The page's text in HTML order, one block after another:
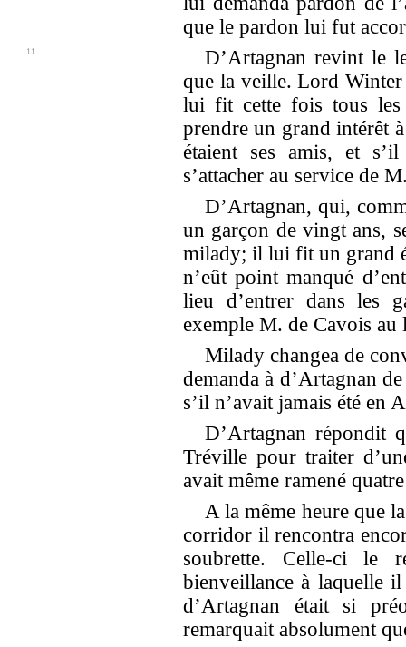
que le pardon lui fut
11
D’Artagnan revint le
que la veille. Lord
lui fit cette fois tous les
prendre un grand intérêt
étaient ses amis, et
s’attacher au service de
D’Artagnan, qui,
un garçon de vingt ans,
milady; il lui fit un grand
n’eût point manqué
lieu d’entrer dans les
exemple M. de Cavois
Milady changea de
demanda à d’Artagnan
s’il n’avait jamais été en
D’Artagnan répondit
Tréville pour traiter
avait même ramené
A la même heure que
corridor il rencontra
soubrette. Celle-ci le
bienveillance à laquelle
d’Artagnan était si
remarquait absolument